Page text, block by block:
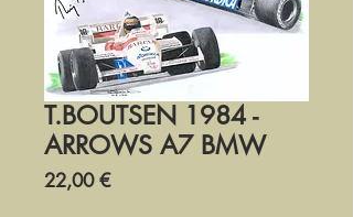
T.BOUTSEN 1984 -
ARROWS A7 BMW
22,00 €Prix